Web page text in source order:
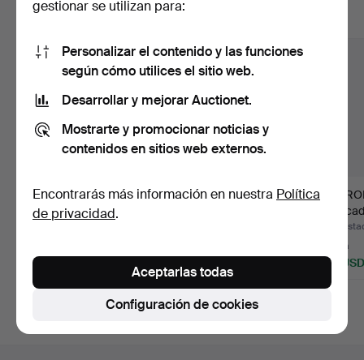
FRIEDL HOLZER-
KJELLBERG. JUEGO
41 USD
BING & GRÖNDAL,
1 puja
35 USD
gestionar se utilizan para:
Personalizar el contenido y las funciones
según cómo utilices el sitio web.
Desarrollar y mejorar Auctionet.
Mostrarte y promocionar noticias y
contenidos en sitios web externos.
Encontrarás más información en nuestra Política
de privacidad.
Configuración de cookies
Aceptarlas todas